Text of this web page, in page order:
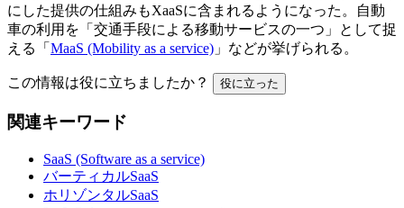
にした提供の仕組みもXaaSに含まれるようになった。自動
車の利用を「交通手段による移動サービスの一つ」として捉
える「 MaaS (Mobility as a service) 」などが挙げられる。
この情報は役に立ちましたか？ 役に立った
関連キーワード
SaaS (Software as a service)
バーティカルSaaS
ホリゾンタルSaaS